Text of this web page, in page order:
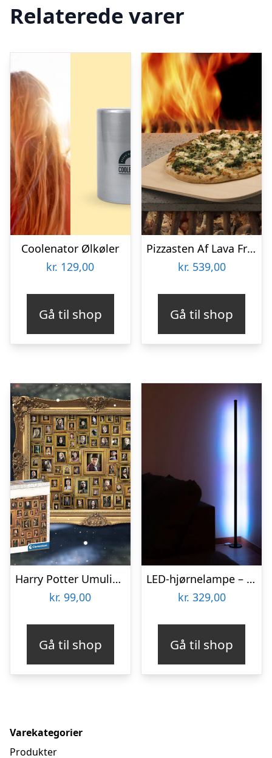
Relaterede varer
Coolenator Ølkøler
kr. 129,00
Gå til shop
Pizzasten Af Lava Fra Etna
kr. 539,00
Gå til shop
Harry Potter Umulig Puslespil
kr. 99,00
Gå til shop
LED-hjørnelampe – Vooni
kr. 329,00
Gå til shop
Varekategorier
Produkter